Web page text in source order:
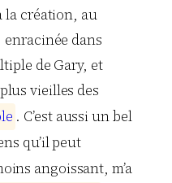
la création, au
dans
de Gary, et
vieilles des
le . C’est aussi un bel
qu’il peut
angoissant, m’a